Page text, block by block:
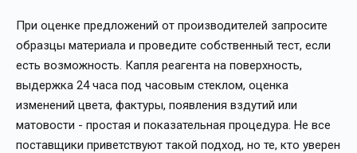
При оценке предложений от производителей запросите
образцы материала и проведите собственный тест, если
есть возможность. Капля реагента на поверхность,
выдержка 24 часа под часовым стеклом, оценка
изменений цвета, фактуры, появления вздутий или
матовости - простая и показательная процедура. Не все
поставщики приветствуют такой подход, но те, кто уверен